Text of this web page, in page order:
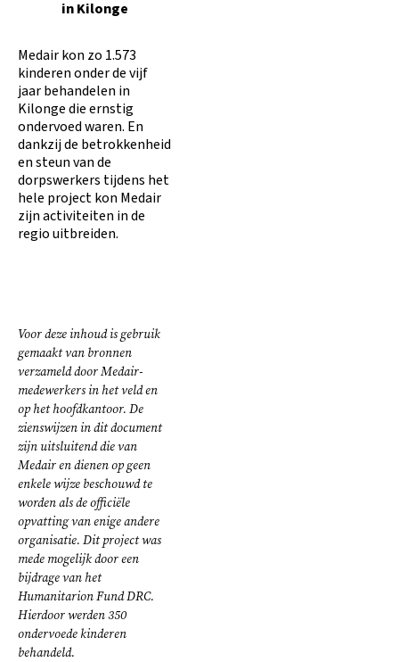
in Kilonge
Medair kon zo 1.573
kinderen onder de vijf
jaar behandelen in
Kilonge die ernstig
ondervoed waren. En
dankzij de betrokkenheid
en steun van de
dorpswerkers tijdens het
hele project kon Medair
zijn activiteiten in de
regio uitbreiden.
Voor deze inhoud is gebruik
gemaakt van bronnen
verzameld door Medair-
medewerkers in het veld en
op het hoofdkantoor. De
zienswijzen in dit document
zijn uitsluitend die van
Medair en dienen op geen
enkele wijze beschouwd te
worden als de officiële
opvatting van enige andere
organisatie. Dit project was
mede mogelijk door een
bijdrage van het
Humanitarion Fund DRC.
Hierdoor werden 350
ondervoede kinderen
behandeld.